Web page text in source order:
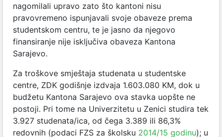
nagomilali upravo zato što kantoni nisu
pravovremeno ispunjavali svoje obaveze prema
studentskom centru, te je jasno da njegovo
finansiranje nije isključiva obaveza Kantona
Sarajevo.
Za troškove smještaja studenata u studentske
centre, ZDK godišnje izdvaja 1.603.080 KM, dok u
budžetu Kantona Sarajevo ova stavka uopšte ne
postoji. Pri tome na Univerzitetu u Zenici studira tek
3.927 studenata/ica, od čega 3.389 ili 86,3%
redovnih (podaci FZS za školsku 2014/15 godinu); u